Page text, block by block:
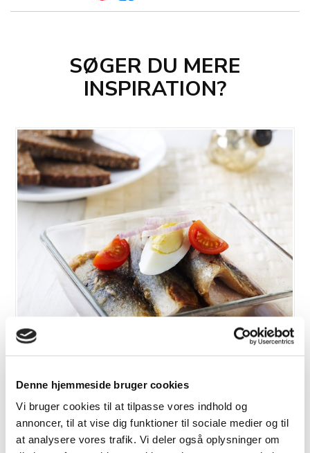
Denne hjemmeside bruger cookies
Vi bruger cookies til at tilpasse vores indhold og
annoncer, til at vise dig funktioner til sociale medier og til
at analysere vores trafik. Vi deler også oplysninger om
SØGER DU MERE
INSPIRATION?
Stegte sild med mangochutney i eddike
VIS OPSKRIFT